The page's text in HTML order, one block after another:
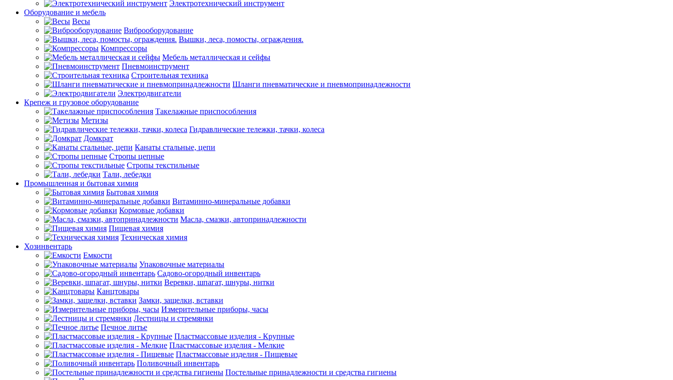
Электротехнический инструмент
Оборудование и мебель
Весы
Виброоборудование
Вышки, леса, помосты, ограждения.
Компрессоры
Мебель металлическая и сейфы
Пневмоинструмент
Строительная техника
Шланги пневматические и пневмопринадлежности
Электродвигатели
Крепеж и грузовое оборудование
Такелажные приспособления
Метизы
Гидравлические тележки, тачки, колеса
Домкрат
Канаты стальные, цепи
Стропы цепные
Стропы текстильные
Тали, лебедки
Промышленная и бытовая химия
Бытовая химия
Витаминно-минеральные добавки
Кормовые добавки
Масла, смазки, автопринадлежности
Пищевая химия
Техническая химия
Хозинвентарь
Емкости
Упаковочные материалы
Садово-огородный инвентарь
Веревки, шпагат, шнуры, нитки
Канцтовары
Замки, защелки, вставки
Измерительные приборы, часы
Лестницы и стремянки
Печное литье
Пластмассовые изделия - Крупные
Пластмассовые изделия - Мелкие
Пластмассовые изделия - Пищевые
Поливочный инвентарь
Постельные принадлежности и средства гигиены